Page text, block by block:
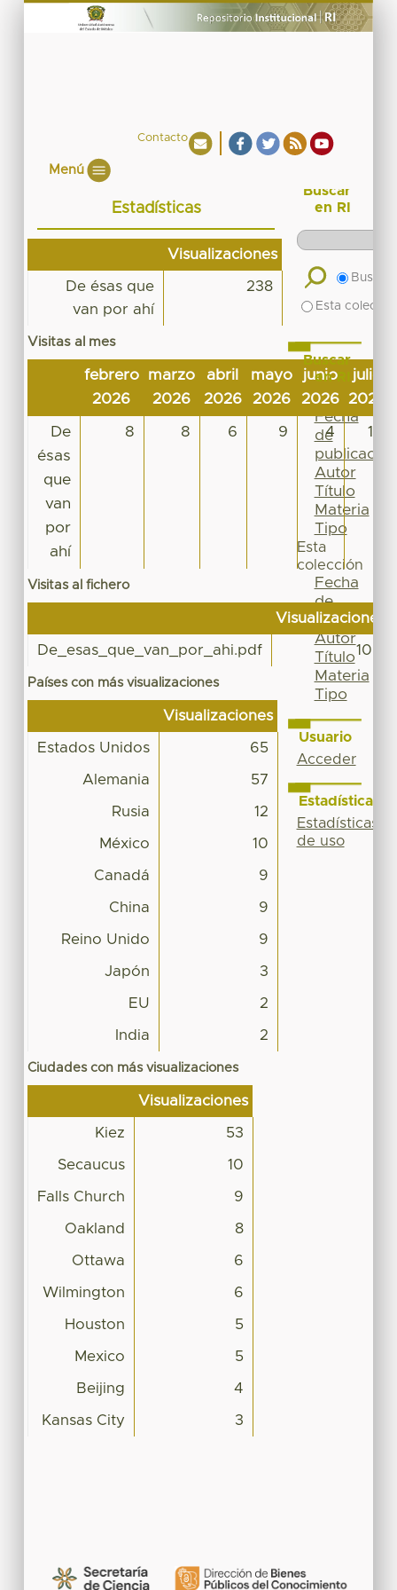
Contacto
Menú
Estadísticas
Visualizaciones
De ésas que
van por ahí
238
Visitas al mes
febrero
2026
marzo
2026
abril
2026
mayo
2026
junio
2026
julio
2026
De
ésas
que
van
por
ahí
8 8 6 9 4 15
Visitas al fichero
Visualizaciones
De_esas_que_van_por_ahi.pdf 107
Países con más visualizaciones
Visualizaciones
Estados Unidos 65
Alemania 57
Rusia 12
México 10
Canadá 9
China 9
Reino Unido 9
Japón 3
EU 2
India 2
Ciudades con más visualizaciones
Visualizaciones
Kiez 53
Secaucus 10
Falls Church 9
Oakland 8
Ottawa 6
Wilmington 6
Houston 5
Mexico 5
Beijing 4
Kansas City 3
Buscar
en RI
Buscar
Esta
Buscar
en RI
Por
Fecha
de
publicación
Autor
Título
Materia
Tipo
Esta
colección
Fecha
de
publicación
Autor
Título
Materia
Tipo
Usuario
Acceder
Estadísticas
Estadísticas
de uso